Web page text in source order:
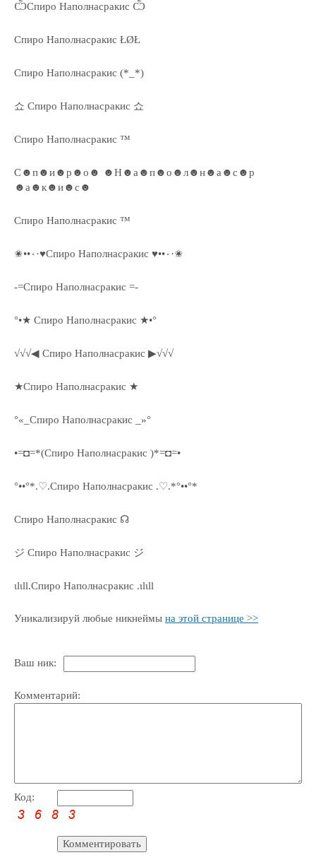
ѼСпиро Наполнасракис Ѽ
Спиро Наполнасракис ŁØŁ
Спиро Наполнасракис (*_*)
쇼 Спиро Наполнасракис 쇼
Спиро Наполнасракис ™
С☻п☻и☻р☻о☻ ☻Н☻а☻п☻о☻л☻н☻а☻с☻р
☻а☻к☻и☻с☻
Спиро Наполнасракис ™
✬••٠·♥Спиро Наполнасракис ♥••٠·✬
-=Спиро Наполнасракис =-
°•★ Спиро Наполнасракис ★•°
√√√◀ Спиро Наполнасракис ▶√√√
★Спиро Наполнасракис ★
°«_Спиро Наполнасракис _»°
•=◘=*(Спиро Наполнасракис )*=◘=•
°••°*.♡.Спиро Наполнасракис .♡.*°••°*
Спиро Наполнасракис ☊
ジ Спиро Наполнасракис ジ
ιlιll.Спиро Наполнасракис .ιlιll
Уникализируй любые никнеймы на этой странице >>
Ваш ник:
Комментарий:
Код: